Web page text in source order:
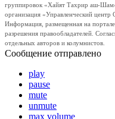
группировок «Хайят Тахрир аш-
организация «Управленческий центр
Информация, размещенная на
разрешения правообладателей.
отдельных авторов и колумнистов.
Сообщение отправлено
play
pause
mute
unmute
max volume